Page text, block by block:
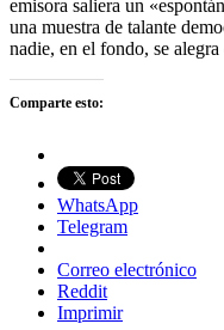
emisora saliera un
una muestra de talante
nadie, en el fondo, se alegra
Comparte esto:
WhatsApp
Telegram
Correo electrónico
Reddit
Imprimir